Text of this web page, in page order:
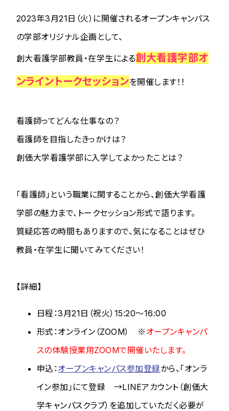
2023年3月21日（火）に開催されるオープンキャンパス
の学部オリジナル企画として、
創大看護学部教員・在学生による創大看護学部オ
ンライントークセッションを開催します！！
看護師ってどんな仕事なの？
看護師を目指したきっかけは？
創価大学看護学部に入学してよかったことは？
「看護師」という職業に関することから、創価大学看護
学部の魅力まで、トークセッション形式で語ります。
質疑応答の時間もありますので、気になることはぜひ
教員・在学生に聞いてみてください！
【詳細】
日程：3月21日（祝火）15:20～16:00
形式：オンライン（ZOOM） ※ オープンキャンパ
スの体験授業用ZOOMで開催いたします。
申込：オープンキャンパス参加登録から、「オンラ
イン参加」にて登録 →LINEアカウント（創価大
学キャンパスクラブ）を追加していただく必要が